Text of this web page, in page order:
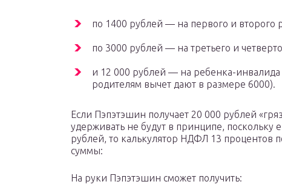
по 1400 рублей — на первого и второго
по 3000 рублей — на третьего и
и 12 000 рублей — на ребенка-
родителям вычет дают в размере 6000).
Если Пэпэтэшин получает 20 000 рублей
удерживать не будут в принципе, поскольку
рублей, то калькулятор НДФЛ 13 процентов
суммы:
На руки Пэпэтэшин сможет получить: